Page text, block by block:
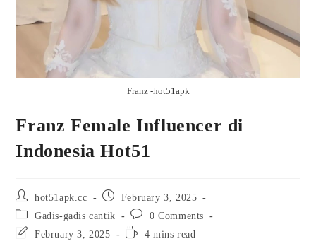
Franz -hot51apk
Franz Female Influencer di
Indonesia Hot51
hot51apk.cc
February 3, 2025
Gadis-gadis cantik
0 Comments
February 3, 2025
4 mins read